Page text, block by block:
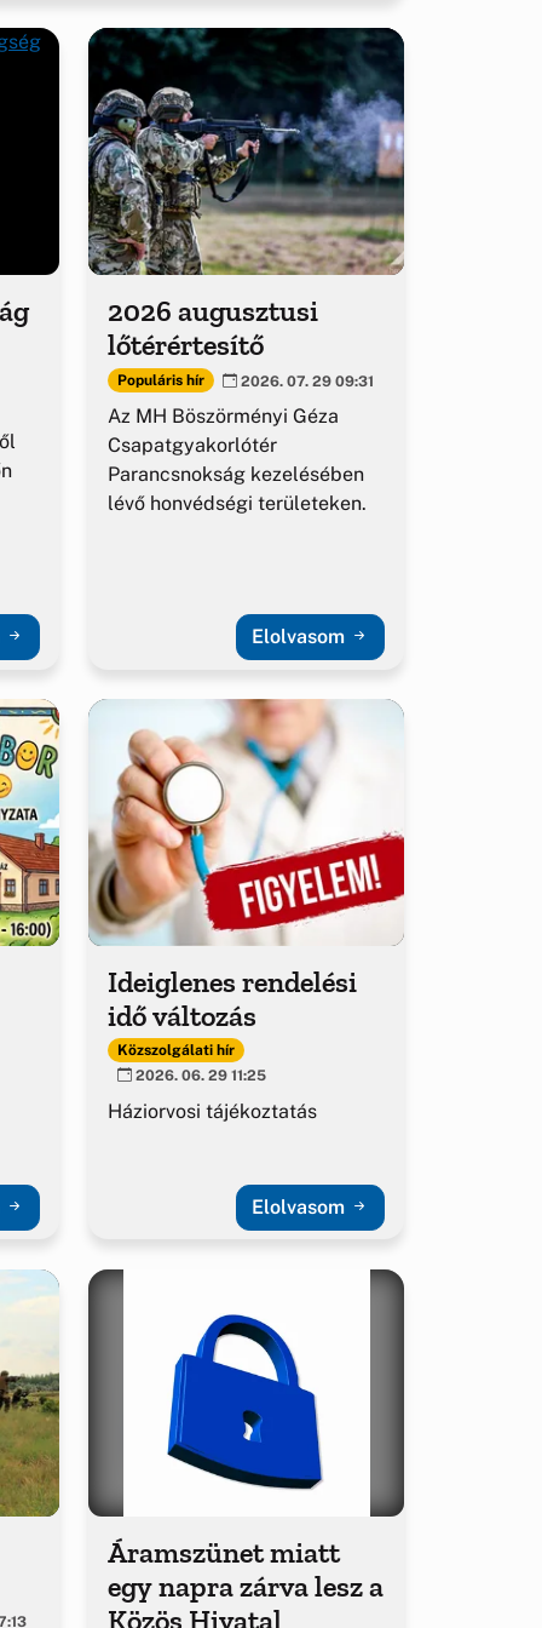
2026 augusztusi
lőtérértesítő
Populáris hír 2026. 07. 29 09:31
Az MH Böszörményi Géza
Csapatgyakorlótér
Parancsnokság kezelésében
lévő honvédségi területeken.
Elolvasom
Ideiglenes rendelési
idő változás
Közszolgálati hír
2026. 06. 29 11:25
Háziorvosi tájékoztatás
Elolvasom
Áramszünet miatt
egy napra zárva lesz a
Közös Hivatal